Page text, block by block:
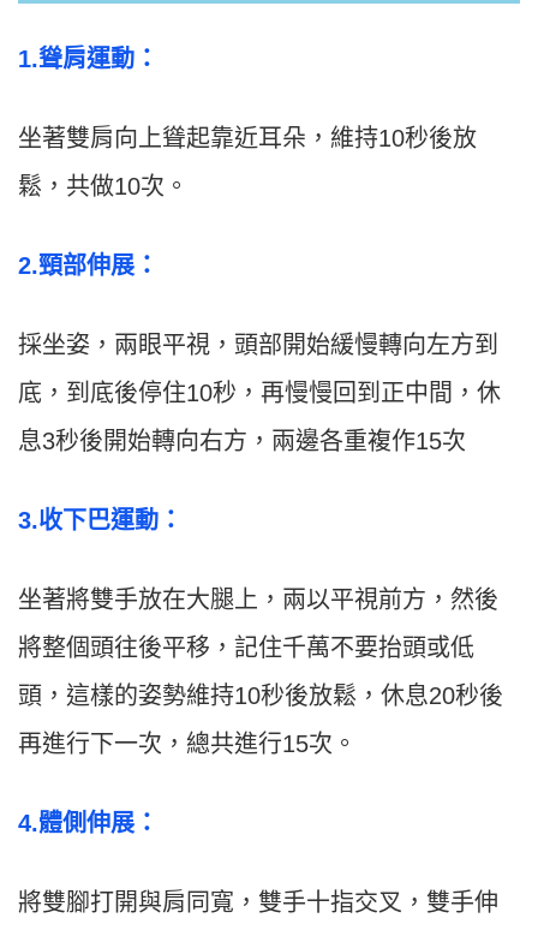
1.聳肩運動：
坐著雙肩向上聳起靠近耳朵，維持10秒後放
鬆，共做10次。
2.頸部伸展：
採坐姿，兩眼平視，頭部開始緩慢轉向左方到
底，到底後停住10秒，再慢慢回到正中間，休
息3秒後開始轉向右方，兩邊各重複作15次
3.收下巴運動：
坐著將雙手放在大腿上，兩以平視前方，然後
將整個頭往後平移，記住千萬不要抬頭或低
頭，這樣的姿勢維持10秒後放鬆，休息20秒後
再進行下一次，總共進行15次。
4.體側伸展：
將雙腳打開與肩同寬，雙手十指交叉，雙手伸